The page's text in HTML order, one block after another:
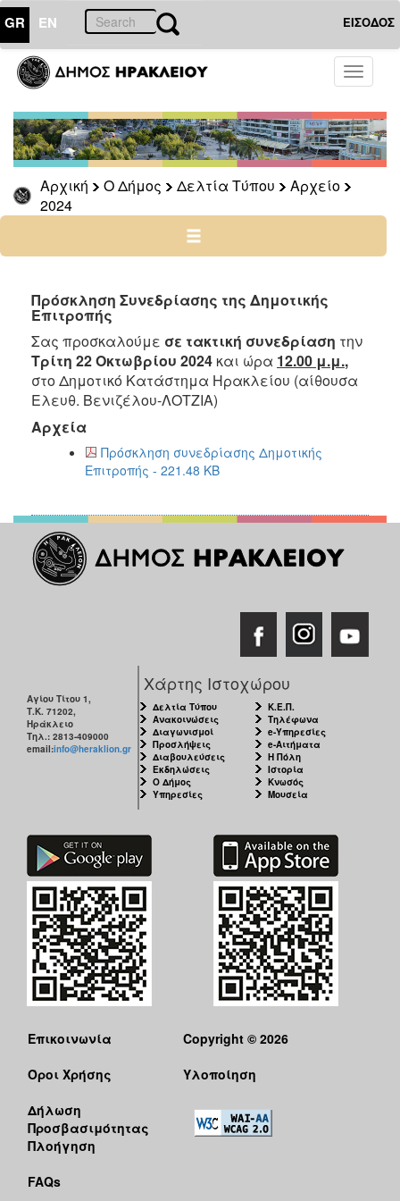
GR EN ΕΙΣΟΔΟΣ
Toggle
Αρχική Ο Δήμος Δελτία Τύπου
Αρχείο
2024
ΔΗΜΟΣ
Δελτία
Τύπου
Αρχείο
2026
2025
2022
2021
2020
2019
2018
2017
2016
2012
2011
ΤΟΠΟΣ
ΜΑΣ
Πρόσκληση Συνεδρίασης της Δημοτικής
Επιτροπής
Σας προσκαλούμε σε τακτική συνεδρίαση την
Τρίτη 22 Οκτωβρίου 2024 και ώρα 12.00 μ.μ.,
στο Δημοτικό Κατάστημα Ηρακλείου (αίθουσα
Ελευθ. Βενιζέλου-ΛΟΤΖΙΑ)
Αρχεία
Πρόσκληση συνεδρίασης Δημοτικής
Επιτροπής - 221.48 KB
Αγίου Τίτου 1,
Τ.Κ. 71202,
Ηράκλειο
Τηλ.: 2813-409000
email:info@heraklion.gr
Χάρτης Ιστοχώρου
Δελτία Τύπου
Ανακοινώσεις
Διαγωνισμοί
Προσλήψεις
Διαβουλεύσεις
Εκδηλώσεις
Ο Δήμος
Υπηρεσίες
Κ.Ε.Π.
Τηλέφωνα
e-Υπηρεσίες
e-Αιτήματα
Η Πόλη
Ιστορία
Κνωσός
Μουσεία
Επικοινωνία
Όροι Χρήσης
Δήλωση
Προσβασιμότητας
Πλοήγηση
FAQs
Copyright © 2026
Υλοποίηση